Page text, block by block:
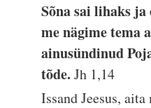
Sõna sai lihaks ja
me nägime tema
ainusündinud
tõde.Jh 1,14
Issand Jeesus,